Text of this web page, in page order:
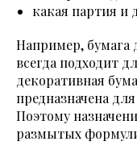
какая партия и
Например, бумага
всегда подходит
декоративная
предназначена
Поэтому
размытых